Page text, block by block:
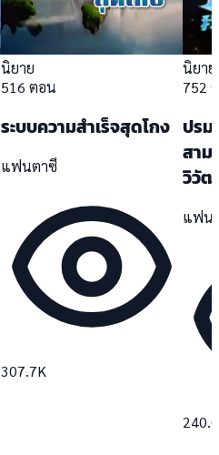
นิยาย
516 ตอน
ระบบความสำเร็จสุดโกง
แฟนตาซี
307.7K
นิยาย
752
ปรม
สาม
วิวัฒ
แฟน